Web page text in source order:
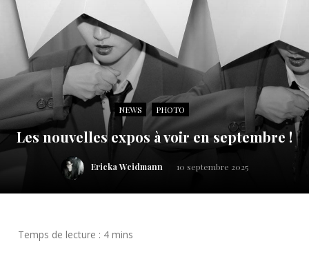
NEWS PHOTO
Les nouvelles expos à voir en septembre !
Ericka Weidmann 10 septembre 2025